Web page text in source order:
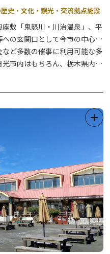
史・文化・観光・交流拠点施設
敷「鬼怒川・川治温泉」、平
の玄関口として今市の中心部
ど多数の催事に利用可能な多
市内はもちろん、栃木県内の
ストアもぜひお立ち寄りくだ
流館」が無料利用できます。
が利用いただけますので、こ